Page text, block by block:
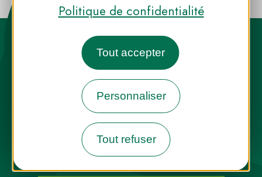
Politique de confidentialité
Tout accepter
Personnaliser
Tout refuser
Destination Parcs, de l’inspiration en
toute saison